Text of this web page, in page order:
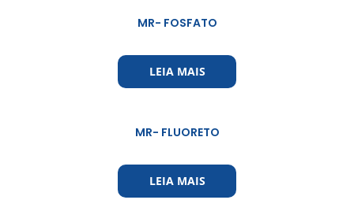
MR- FOSFATO
LEIA MAIS
MR- FLUORETO
LEIA MAIS